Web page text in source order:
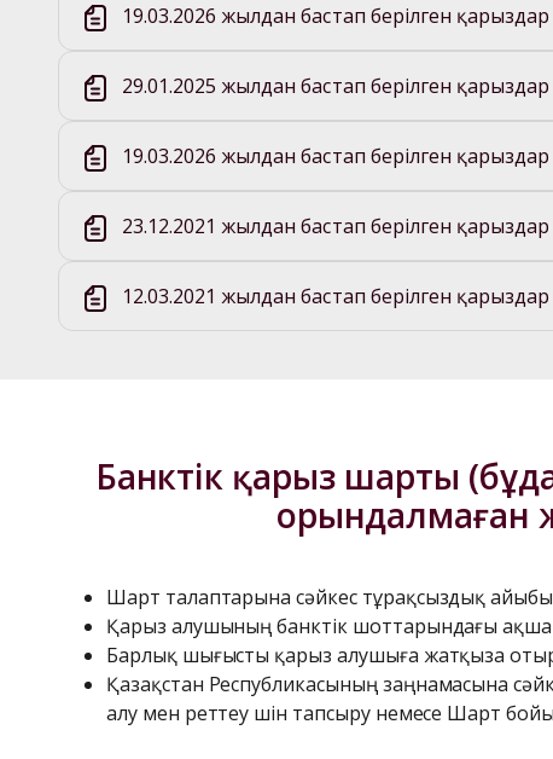
19.03.2026 жылдан бастап берілген
29.01.2025 жылдан бастап берілген
19.03.2026 жылдан бастап берілген
23.12.2021 жылдан бастап берілген
12.03.2021 жылдан бастап берілген
Банктік қарыз шарты
орындалмаған
Шарт талаптарына сәйкес тұрақсыздық
Қарыз алушының банктік шоттарындағы
Барлық шығысты қарыз алушыға жатқыза
Қазақстан Республикасының заңнамасына
алу мен реттеу үшін тапсыру немесе Шарт